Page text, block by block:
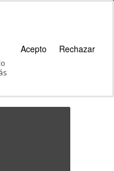
Acepto Rechazar